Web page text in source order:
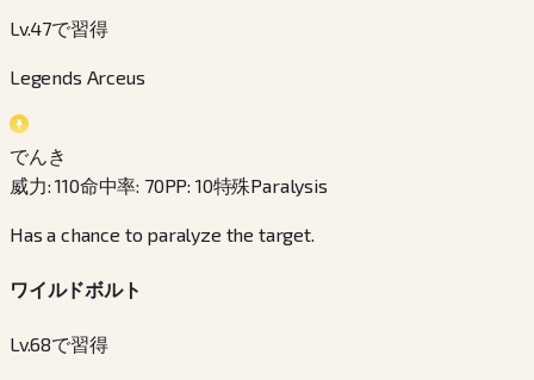
Lv.47で習得
Legends Arceus
でんき
威力:110命中率: 70PP: 10特殊Paralysis
Has a chance to paralyze the target.
ワイルドボルト
Lv.68で習得